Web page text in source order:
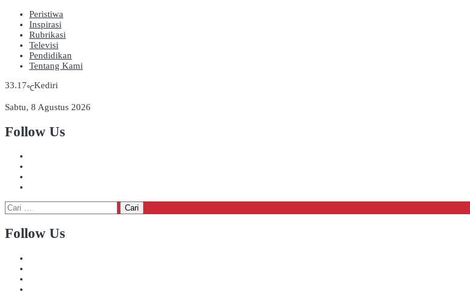
Peristiwa
Inspirasi
Rubrikasi
Televisi
Pendidikan
Tentang Kami
33.17℃Kediri
Sabtu, 8 Agustus 2026
Follow Us
Cari
untuk:
Follow Us